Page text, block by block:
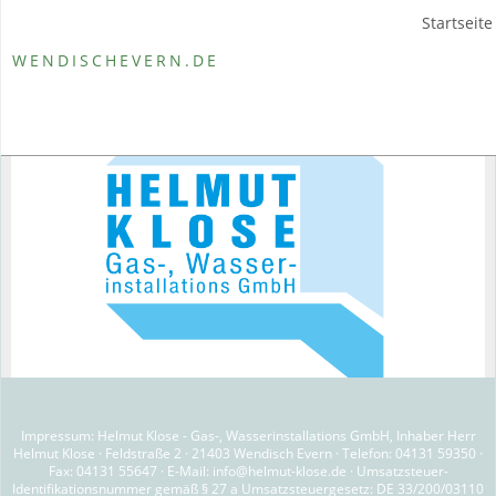
Startseite
WENDISCHEVERN.DE
Impressum: Helmut Klose - Gas-, Wasserinstallations GmbH, Inhaber Herr
Helmut Klose · Feldstraße 2 · 21403 Wendisch Evern · Telefon: 04131 59350 ·
Fax: 04131 55647 · E-Mail: info@helmut-klose.de · Umsatzsteuer-
Identifikationsnummer gemäß § 27 a Umsatzsteuergesetz: DE 33/200/03110